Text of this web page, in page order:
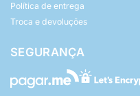
Política de entrega
Troca e devoluções
SEGURANÇA